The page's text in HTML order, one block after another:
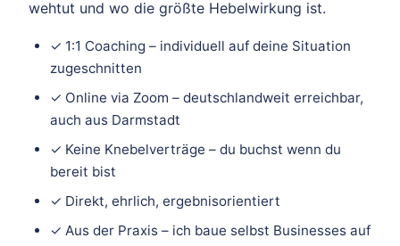
wehtut und wo die größte Hebelwirkung ist.
✓ 1:1 Coaching – individuell auf deine Situation
zugeschnitten
✓ Online via Zoom – deutschlandweit erreichbar,
auch aus Darmstadt
✓ Keine Knebelverträge – du buchst wenn du
bereit bist
✓ Direkt, ehrlich, ergebnisorientiert
✓ Aus der Praxis – ich baue selbst Businesses auf